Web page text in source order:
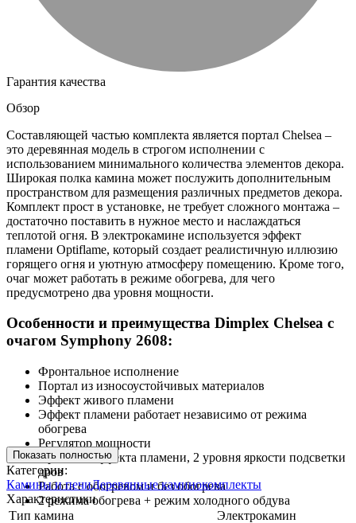
Гарантия качества
Обзор
Составляющей частью комплекта является портал Chelsea –
это деревянная модель в строгом исполнении с
использованием минимального количества элементов декора.
Широкая полка камина может послужить дополнительным
пространством для размещения различных предметов декора.
Комплект прост в установке, не требует сложного монтажа –
достаточно поставить в нужное место и наслаждаться
теплотой огня. В электрокамине используется эффект
пламени Optiflame, который создает реалистичную иллюзию
горящего огня и уютную атмосферу помещению. Кроме того,
очаг может работать в режиме обогрева, для чего
предусмотрено два уровня мощности.
Особенности и преимущества Dimplex Chelsea с
очагом Symphony 2608:
Фронтальное исполнение
Портал из износоустойчивых материалов
Эффект живого пламени
Эффект пламени работает независимо от режима
обогрева
Регулятор мощности
3 режима эффекта пламени, 2 уровня яркости подсветки
дров
Работа с обогревом и без обогрева
2 режима обогрева + режим холодного обдува
Показать полностью
Категории:
Камины и печиДеревянные каминокомплекты
Характеристики
Тип камина
Электрокамин